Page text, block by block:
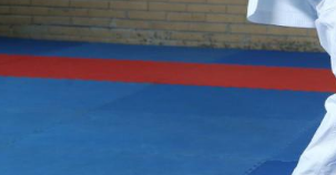
Archivio eventi
Dove siamo
Comitati Regionali
Società